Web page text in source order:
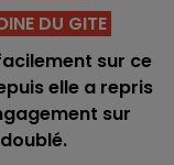
DU GITE
sur ce
elle a repris
sur